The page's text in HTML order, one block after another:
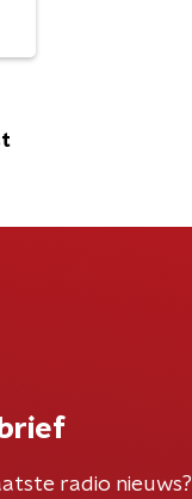
radio nieuws?